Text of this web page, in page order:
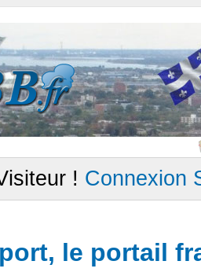
! Connexion
le portail